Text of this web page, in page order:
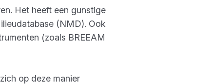
Het heeft een gunstige
(NMD). Ook
(zoals BREEAM
op deze manier